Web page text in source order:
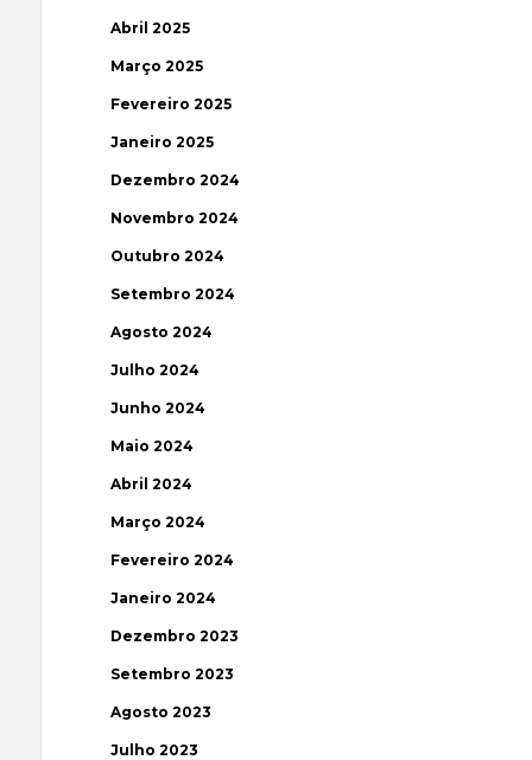
Abril 2025
Março 2025
Fevereiro 2025
Janeiro 2025
Dezembro 2024
Novembro 2024
Outubro 2024
Setembro 2024
Agosto 2024
Julho 2024
Junho 2024
Maio 2024
Abril 2024
Março 2024
Fevereiro 2024
Janeiro 2024
Dezembro 2023
Setembro 2023
Agosto 2023
Julho 2023